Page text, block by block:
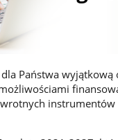
Państwa wyjątkową